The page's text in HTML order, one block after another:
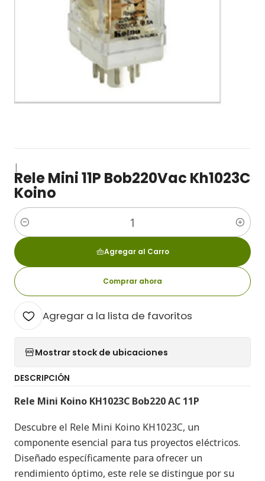
|
Rele Mini 11P Bob220Vac Kh1023C
Koino
Cantidad
Agregar al Carro
Comprar ahora
Agregar a la lista de favoritos
Mostrar stock de ubicaciones
DESCRIPCIÓN
Rele Mini Koino KH1023C Bob220 AC 11P
Descubre el Rele Mini Koino KH1023C, un
componente esencial para tus proyectos eléctricos.
Diseñado específicamente para ofrecer un
rendimiento óptimo, este rele se distingue por su